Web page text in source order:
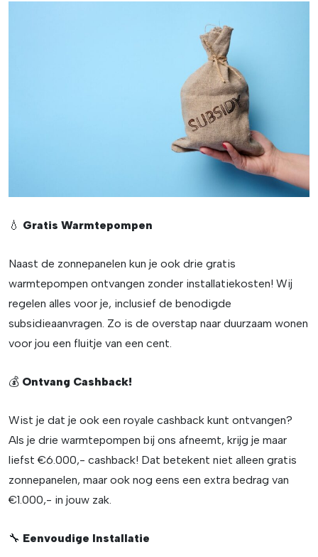
💧 Gratis Warmtepompen
Naast de zonnepanelen kun je ook drie gratis
warmtepompen ontvangen zonder installatiekosten! Wij
regelen alles voor je, inclusief de benodigde
subsidieaanvragen. Zo is de overstap naar duurzaam wonen
voor jou een fluitje van een cent.
💰 Ontvang Cashback!
Wist je dat je ook een royale cashback kunt ontvangen?
Als je drie warmtepompen bij ons afneemt, krijg je maar
liefst €6.000,- cashback! Dat betekent niet alleen gratis
zonnepanelen, maar ook nog eens een extra bedrag van
€1.000,- in jouw zak.
🔧 Eenvoudige Installatie